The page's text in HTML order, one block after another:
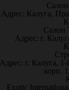
Адрес: Калуга,
Салон
Адрес: г.
г. Калуга,
корп.
Exotic